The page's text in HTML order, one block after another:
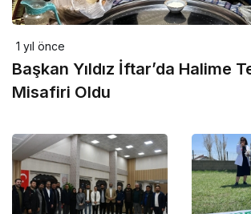
1 yıl önce
Başkan Yıldız İftar’da Halime
Misafiri Oldu